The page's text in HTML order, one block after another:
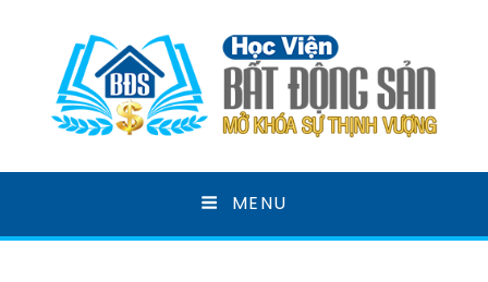
HỌC VIỆN BẤT ĐỘNG
SẢN
MENU